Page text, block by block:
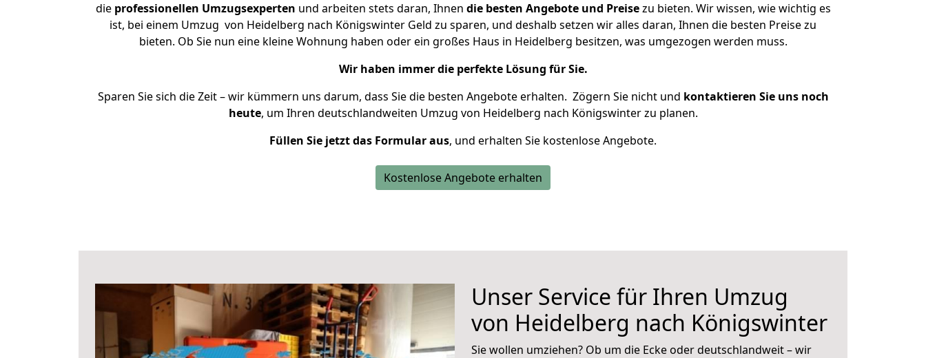
die professionellen Umzugsexperten und arbeiten stets daran, Ihnen die besten Angebote und Preisezu bieten. Wir wissen, wie wichtig es
ist, bei einem Umzug von Heidelberg nach Königswinter Geld zu sparen, und deshalb setzen wir alles daran, Ihnen die besten Preise zu
bieten. Ob Sie nun eine kleine Wohnung haben oder ein großes Haus in Heidelberg besitzen, was umgezogen werden muss.
Wir haben immer die perfekte Lösung für Sie.
Sparen Sie sich die Zeit – wir kümmern uns darum, dass Sie die besten Angebote erhalten. Zögern Sie nicht und kontaktieren Sie uns noch
heute, um Ihren deutschlandweiten Umzug von Heidelberg nach Königswinter zu planen.
Füllen Sie jetzt das Formular aus, und erhalten Sie kostenlose Angebote.
Kostenlose Angebote erhalten
Unser Service für Ihren Umzug
von Heidelberg nach Königswinter
Sie wollen umziehen? Ob um die Ecke oder deutschlandweit – wir